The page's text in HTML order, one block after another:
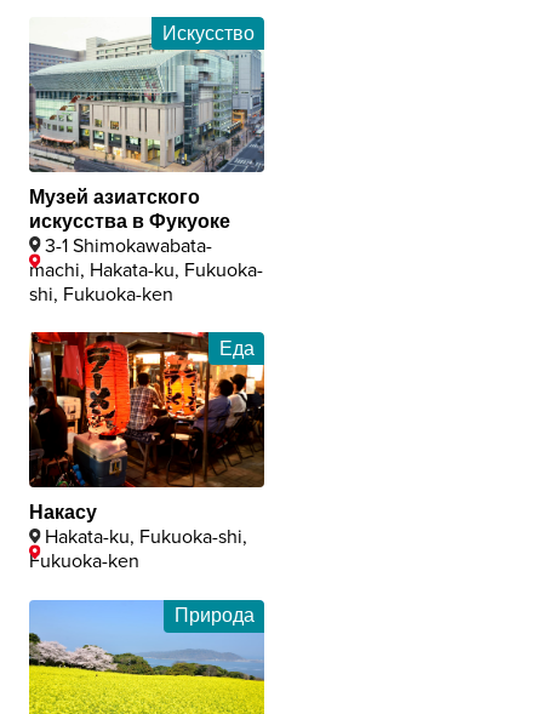
Искусство
Музей азиатского
искусства в Фукуоке
3-1 Shimokawabata-
machi, Hakata-ku, Fukuoka-
shi, Fukuoka-ken
Еда
Накасу
Hakata-ku, Fukuoka-shi,
Fukuoka-ken
Природа